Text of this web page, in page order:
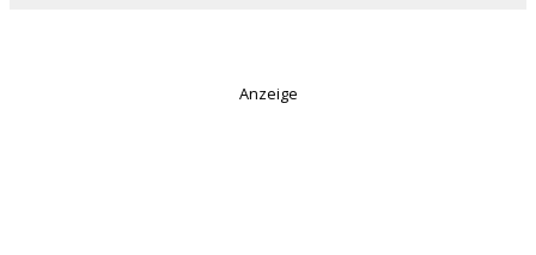
Anzeige